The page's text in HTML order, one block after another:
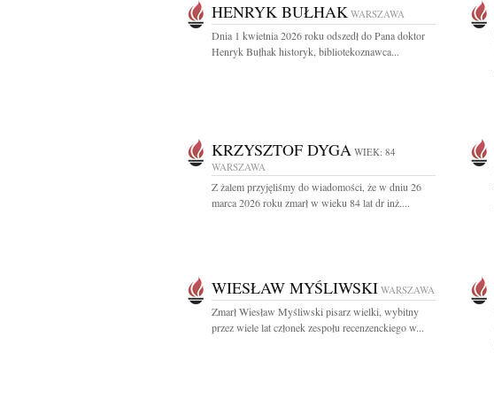
HENRYK BUŁHAK WARSZAWA
Dnia 1 kwietnia 2026 roku odszedł do Pana doktor
Henryk Bułhak historyk, bibliotekoznawca...
KRZYSZTOF DYGA WIEK: 84
WARSZAWA
Z żalem przyjęliśmy do wiadomości, że w dniu 26
marca 2026 roku zmarł w wieku 84 lat dr inż....
WIESŁAW MYŚLIWSKI WARSZAWA
Zmarł Wiesław Myśliwski pisarz wielki, wybitny
przez wiele lat członek zespołu recenzenckiego w...